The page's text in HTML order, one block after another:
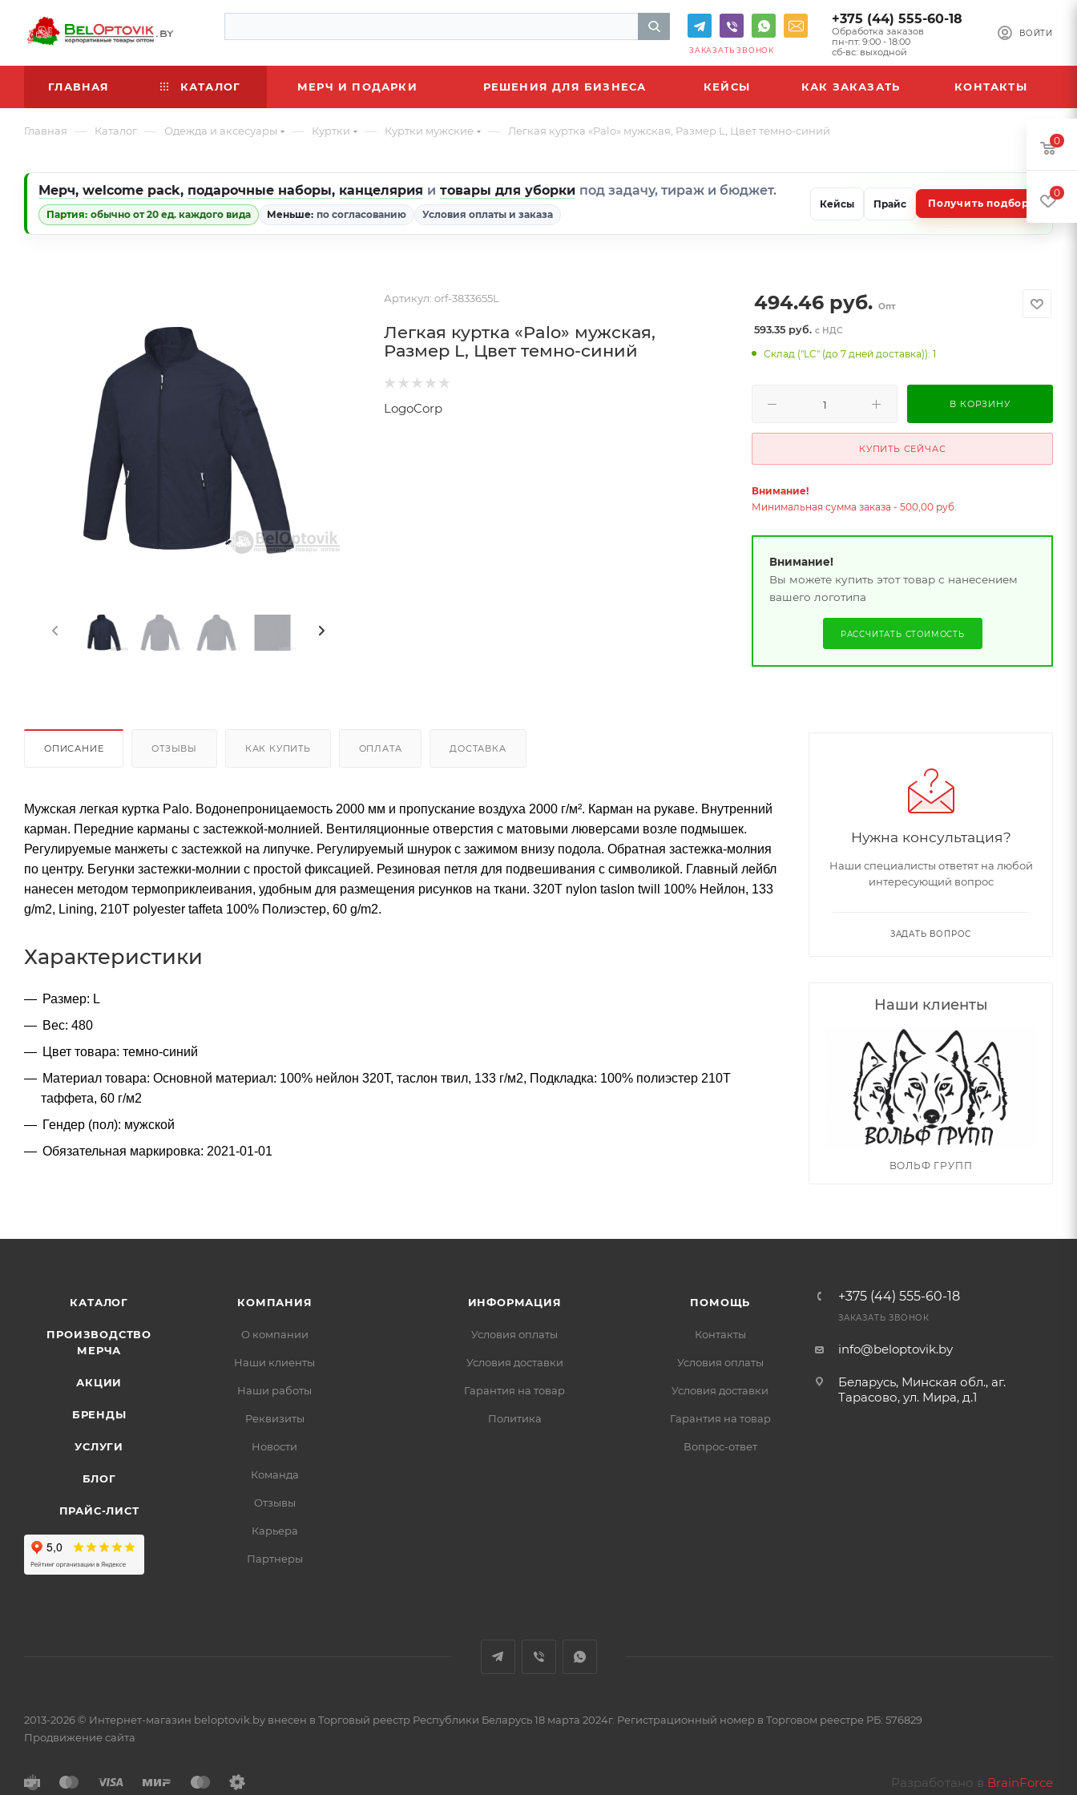
ВОЙТИ
+375 (44) 555-60-18
Обработка заказов
пн-пт: 9:00 - 18:00
сб-вс: выходной
ЗАКАЗАТЬ ЗВОНОК
ГЛАВНАЯ КАТАЛОГ МЕРЧ И ПОДАРКИ РЕШЕНИЯ ДЛЯ БИЗНЕСА КЕЙСЫ КАК ЗАКАЗАТЬ КОНТАКТЫ
Главная — Каталог — Одежда и аксесуары — Куртки — Куртки мужские — Легкая куртка «Palo» мужская, Размер L, Цвет темно-синий
Мерч, welcome pack, подарочные наборы, канцелярия и товары для уборки под задачу, тираж и бюджет.
Партия: обычно от 20 ед. каждого вида Меньше: по согласованию Условия оплаты и заказа
Кейсы Прайс Получить подбор
Артикул: orf-3833655L
Легкая куртка «Palo» мужская,
Размер L, Цвет темно-синий
LogoCorp
494.46 руб. Опт
593.35 руб.с НДС
Склад ("LC" (до 7 дней доставка)): 1
В КОРЗИНУ
КУПИТЬ СЕЙЧАС
Внимание!
Минимальная сумма заказа - 500,00 руб.
Внимание!
Вы можете купить этот товар с нанесением
вашего логотипа
РАССЧИТАТЬ СТОИМОСТЬ
ОПИСАНИЕ ОТЗЫВЫ КАК КУПИТЬ ОПЛАТА ДОСТАВКА
Мужская легкая куртка Palo. Водонепроницаемость 2000 мм и пропускание воздуха 2000 г/м². Карман на рукаве. Внутренний
карман. Передние карманы с застежкой-молнией. Вентиляционные отверстия с матовыми люверсами возле подмышек.
Регулируемые манжеты с застежкой на липучке. Регулируемый шнурок с зажимом внизу подола. Обратная застежка-молния
по центру. Бегунки застежки-молнии с простой фиксацией. Резиновая петля для подвешивания с символикой. Главный лейбл
нанесен методом термоприклеивания, удобным для размещения рисунков на ткани. 320T nylon taslon twill 100% Нейлон, 133
g/m2, Lining, 210T polyester taffeta 100% Полиэстер, 60 g/m2.
Характеристики
Размер: L
Вес: 480
Цвет товара: темно-синий
Материал товара: Основной материал: 100% нейлон 320Т, таслон твил, 133 г/м2, Подкладка: 100% полиэстер 210Т
таффета, 60 г/м2
Гендер (пол): мужской
Обязательная маркировка: 2021-01-01
Нужна консультация?
Наши специалисты ответят на любой
интересующий вопрос
ЗАДАТЬ ВОПРОС
Наши клиенты
ВОЛЬФ ГРУПП
КАТАЛОГ
ПРОИЗВОДСТВО
МЕРЧА
АКЦИИ
БРЕНДЫ
УСЛУГИ
БЛОГ
ПРАЙС-ЛИСТ
КОМПАНИЯ
О компании
Наши клиенты
Наши работы
Реквизиты
Новости
Команда
Отзывы
Карьера
Партнеры
ИНФОРМАЦИЯ
Условия оплаты
Условия доставки
Гарантия на товар
Политика
ПОМОЩЬ
Контакты
Условия оплаты
Условия доставки
Гарантия на товар
Вопрос-ответ
+375 (44) 555-60-18
ЗАКАЗАТЬ ЗВОНОК
info@beloptovik.by
Беларусь, Минская обл., аг.
Тарасово, ул. Мира, д.1
2013-2026 © Интернет-магазин beloptovik.by внесен в Торговый реестр Республики Беларусь 18 марта 2024г. Регистрационный номер в Торговом реестре РБ: 576829
Продвижение сайта
Разработано в BrainForce
0
0